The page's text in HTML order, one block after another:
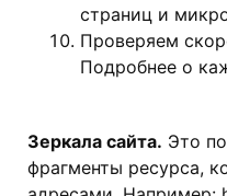
страниц и
Проверяем
Подробнее о
Зеркала сайта. Это
фрагменты ресурса,